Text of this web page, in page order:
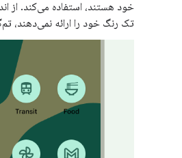
تک رنگ خود را ارائه نمی‌دهند،